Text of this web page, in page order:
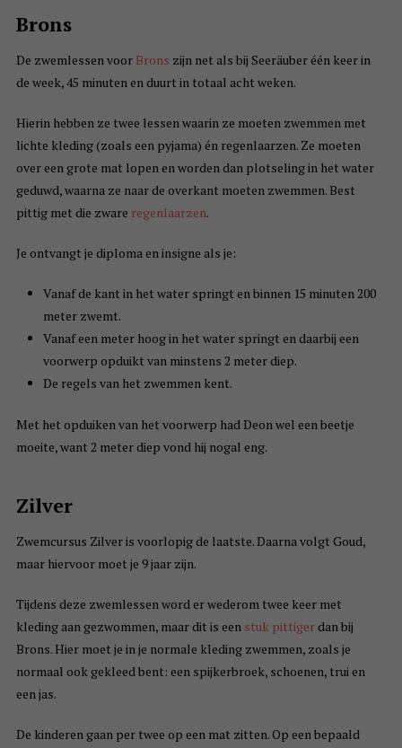
Brons
De zwemlessen voor Brons zijn net als bij Seeräuber één keer in
de week, 45 minuten en duurt in totaal acht weken.
Hierin hebben ze twee lessen waarin ze moeten zwemmen met
lichte kleding (zoals een pyjama) én regenlaarzen. Ze moeten
over een grote mat lopen en worden dan plotseling in het water
geduwd, waarna ze naar de overkant moeten zwemmen. Best
pittig met die zware regenlaarzen.
Je ontvangt je diploma en insigne als je:
Vanaf de kant in het water springt en binnen 15 minuten 200
meter zwemt.
Vanaf een meter hoog in het water springt en daarbij een
voorwerp opduikt van minstens 2 meter diep.
De regels van het zwemmen kent.
Met het opduiken van het voorwerp had Deon wel een beetje
moeite, want 2 meter diep vond hij nogal eng.
Zilver
Zwemcursus Zilver is voorlopig de laatste. Daarna volgt Goud,
maar hiervoor moet je 9 jaar zijn.
Tijdens deze zwemlessen word er wederom twee keer met
kleding aan gezwommen, maar dit is een stuk pittigerdan bij
Brons. Hier moet je in je normale kleding zwemmen, zoals je
normaal ook gekleed bent: een spijkerbroek, schoenen, trui en
een jas.
De kinderen gaan per twee op een mat zitten. Op een bepaald